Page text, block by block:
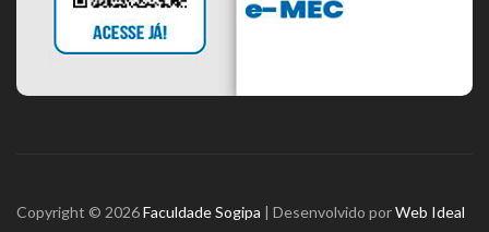
Copyright © 2026Faculdade Sogipa | Desenvolvido porWeb Ideal